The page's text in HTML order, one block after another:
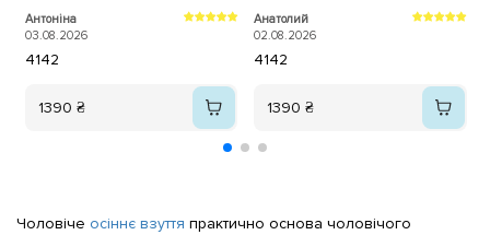
Антоніна
03.08.2026
4142
1390 ₴
большое всему коллективу
магазина Sezon.ua за самоё
продукции и быструю доставку на
Анатолий
02.08.2026
4142
1390 ₴
Чоловіче осіннє взуття практично основа чоловічого